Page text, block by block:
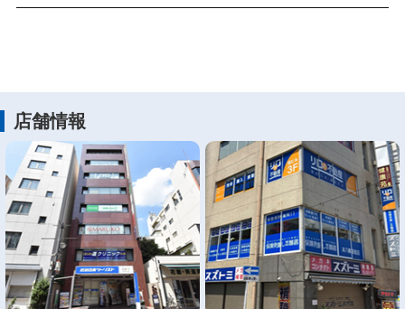
店舗情報